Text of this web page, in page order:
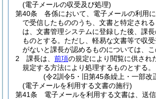
(電子メールの収受及び処理)
第40条
各係において、電子メールの利用
で受信したもののうち、文書と特定され
は、文書管理システムに登録した後、課
ものとする。 ただし、軽易な文書等で収
がないと課長が認めるものについては、こ
2
課長は、 前項の規定により閲覧に供され
規定する方法により処理するものとする。
(令2訓令5・旧第45条繰上・一部改
(電子メールを利用する文書の施行)
第41条
電子メールを利用する文書は、送